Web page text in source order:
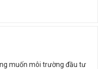
muốn môi trường đầu tư